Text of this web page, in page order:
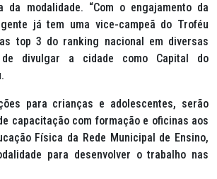
da modalidade. “Com o engajamento da
já tem uma vice-campeã do Troféu
top 3 do ranking nacional em diversas
divulgar a cidade como Capital do
para crianças e adolescentes, serão
capacitação com formação e oficinas aos
Física da Rede Municipal de Ensino,
para desenvolver o trabalho nas